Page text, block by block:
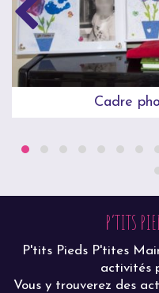
Cadre
P’TITS
P'tits Pieds P'tites
activités
Vous y trouverez des